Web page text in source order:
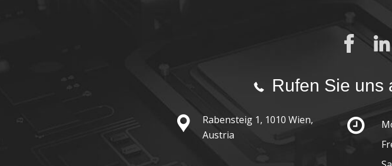
Rufen Sie uns
Rabensteig 1, 1010 Wien,
Austria